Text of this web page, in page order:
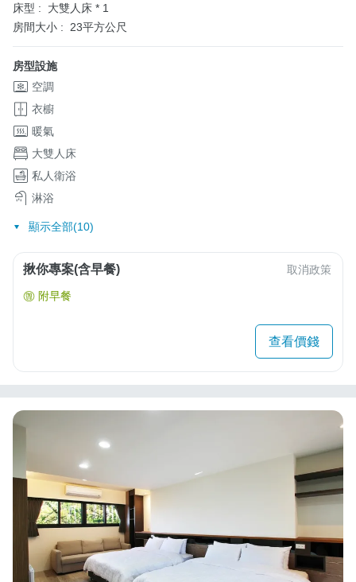
床型 :
大雙人床 * 1
房間大小 :
23平方公尺
房型設施
空調
衣櫥
暖氣
大雙人床
私人衛浴
淋浴
顯示全部(10)
揪你專案(含早餐) 取消政策
附早餐
查看價錢